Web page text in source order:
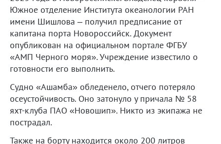
Южное отделение Института океанологии РАН
имени Шишлова – получил предписание от
капитана порта Новороссийск. Документ
опубликован на официальном портале ФГБУ
«АМП Черного моря». Учреждение известило о
готовности его выполнить.
Судно «Ашамба» обледенело, отчего потеряло
осеустойчивость. Оно затонуло у причала № 58
яхт-клуба ПАО «Новошип». Никто из экипажа не
пострадал.
Также на борту находится около 200 литров